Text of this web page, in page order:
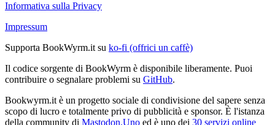
Informativa sulla Privacy
Impressum
Supporta BookWyrm.it su ko-fi (offrici un caffè)
Il codice sorgente di BookWyrm è disponibile liberamente. Puoi
contribuire o segnalare problemi su GitHub.
Bookwyrm.it è un progetto sociale di condivisione del sapere senza
scopo di lucro e totalmente privo di pubblicità e sponsor. È l'istanza
della community di Mastodon.Uno ed è uno dei 30 servizi online